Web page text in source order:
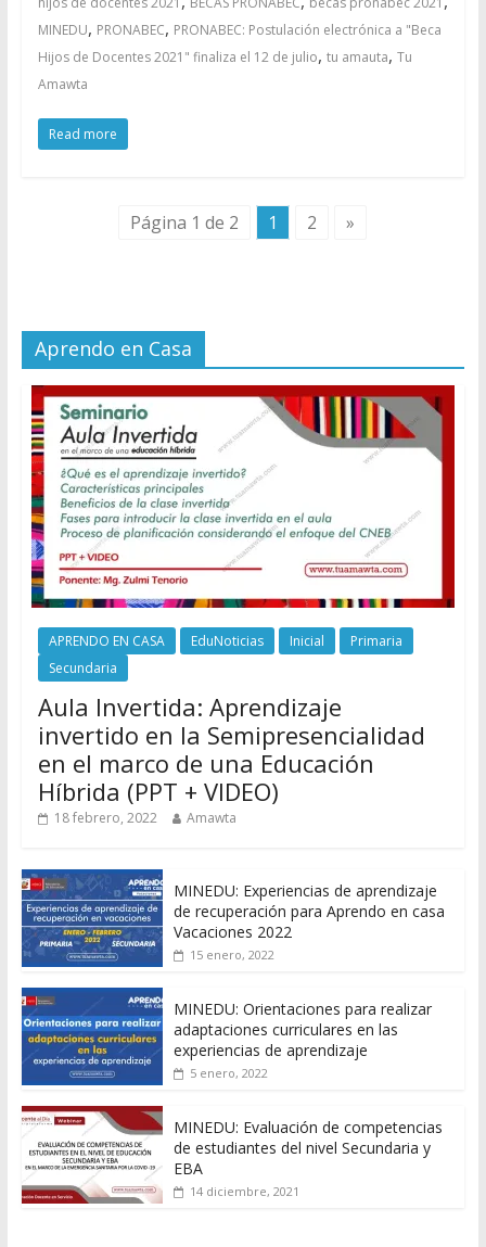
MINEDU, PRONABEC, PRONABEC: Postulación electrónica a "Beca
Hijos de Docentes 2021" finaliza el 12 de julio, tu amauta, Tu
Amawta
Read more
Página 1 de 2 1 2 »
Aprendo en Casa
APRENDO EN CASA EduNoticias Inicial
Primaria
Secundaria
Aula Invertida: Aprendizaje
invertido en la Semipresencialidad
en el marco de una Educación
Híbrida (PPT + VIDEO)
18 febrero, 2022 Amawta
MINEDU: Experiencias de aprendizaje
de recuperación para Aprendo en casa
Vacaciones 2022
15 enero, 2022
MINEDU: Orientaciones para realizar
adaptaciones curriculares en las
experiencias de aprendizaje
5 enero, 2022
MINEDU: Evaluación de competencias
de estudiantes del nivel Secundaria y
EBA
14 diciembre, 2021